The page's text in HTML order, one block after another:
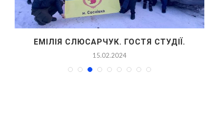
ЕМІЛІЯ СЛЮСАРЧУК. ГОСТЯ СТУДІЇ.
15.02.2024